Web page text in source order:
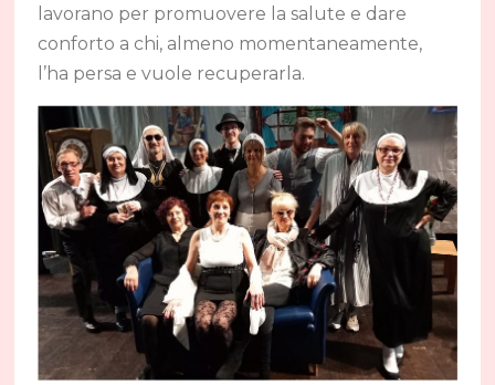
lavorano per promuovere la salute e dare
conforto a chi, almeno momentaneamente,
l’ha persa e vuole recuperarla.